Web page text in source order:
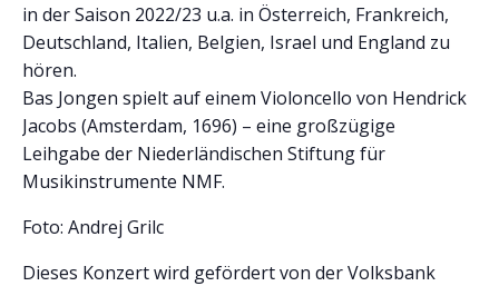
in der Saison 2022/23 u.a. in Österreich, Frankreich,
Deutschland, Italien, Belgien, Israel und England zu
hören.
Bas Jongen spielt auf einem Violoncello von Hendrick
Jacobs (Amsterdam, 1696) – eine großzügige
Leihgabe der Niederländischen Stiftung für
Musikinstrumente NMF.
Foto: Andrej Grilc
Dieses Konzert wird gefördert von der Volksbank